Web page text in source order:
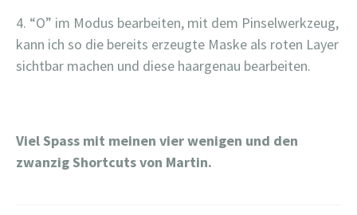
4. “O” im Modus bearbeiten, mit dem Pinselwerkzeug,
kann ich so die bereits erzeugte Maske als roten Layer
sichtbar machen und diese haargenau bearbeiten.
Viel Spass mit meinen vier wenigen und den
zwanzig Shortcuts von Martin.